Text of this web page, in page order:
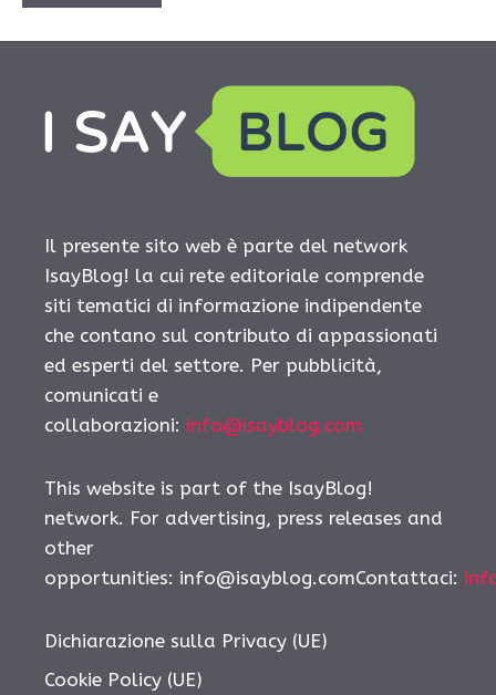
Il presente sito web è parte del network
IsayBlog! la cui rete editoriale comprende
siti tematici di informazione indipendente
che contano sul contributo di appassionati
ed esperti del settore. Per pubblicità,
comunicati e
collaborazioni: info@isayblog.com
This website is part of the IsayBlog!
network. For advertising, press releases and
other
opportunities: info@isayblog.comContattaci:
Dichiarazione sulla Privacy (UE)
Cookie Policy (UE)